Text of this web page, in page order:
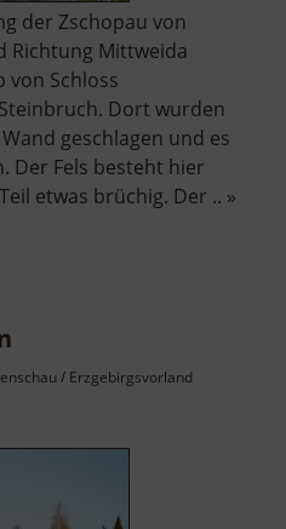
der Zschopau von
Richtung Mittweida
Schloss
Dort wurden
geschlagen und es
Der Fels besteht hier
etwas brüchig. Der .. »
/ Erzgebirgsvorland